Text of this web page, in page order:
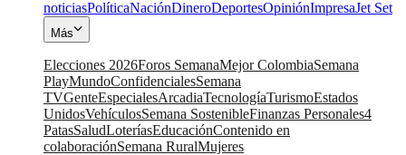
noticiasPolíticaNaciónDineroDeportesOpiniónImpresaJet Set
Más
Elecciones 2026Foros SemanaMejor ColombiaSemana
PlayMundoConfidencialesSemana
TVGenteEspecialesArcadiaTecnologíaTurismoEstados
UnidosVehículosSemana SostenibleFinanzas Personales4
PatasSaludLoteríasEducaciónContenido en
colaboraciónSemana RuralMujeres